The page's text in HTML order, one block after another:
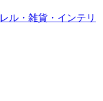
ル・雑貨・インテリ